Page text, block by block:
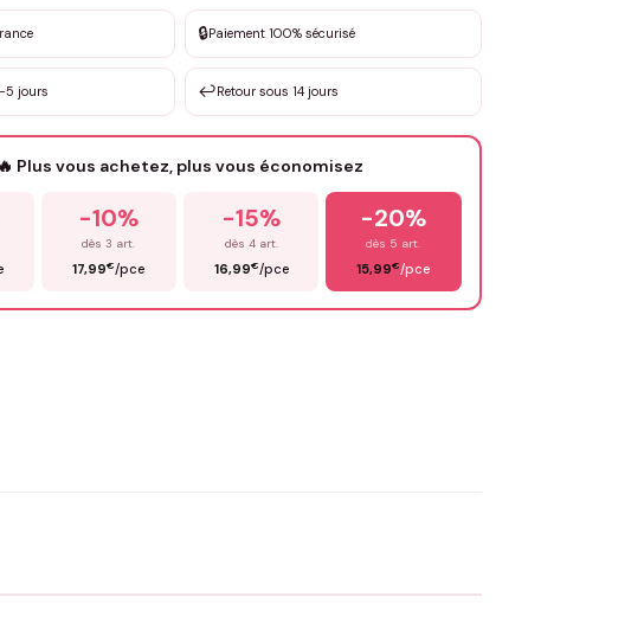
sur mesure
· Personnalisation de 3 à 10€ selon la demande
vous ?
🔒Paiement 100% sécurisé
5 jours ↩️Retour sous 14 jours
🔥 Plus vous achetez, plus vous économisez
-10%
dès 3 art.
17,99€/pce
-15%
dès 4 art.
16,99€/pce
-20%
dès 5 art.
15,99€/pce